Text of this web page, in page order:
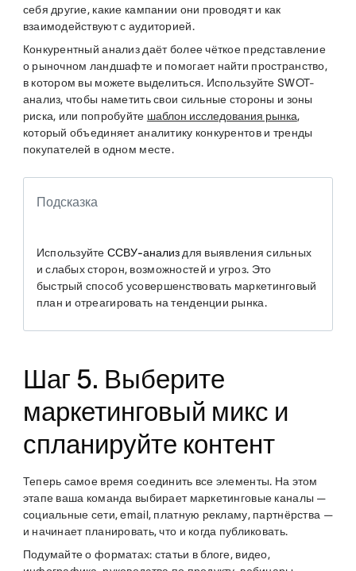
себя другие, какие кампании они проводят и как
взаимодействуют с аудиторией.
Конкурентный анализ даёт более чёткое представление
о рыночном ландшафте и помогает найти пространство,
в котором вы можете выделиться. Используйте SWOT-
анализ, чтобы наметить свои сильные стороны и зоны
риска, или попробуйте шаблон исследования рынка,
который объединяет аналитику конкурентов и тренды
покупателей в одном месте.
Подсказка
ИспользуйтеССВУ-анализ для выявления сильных
и слабых сторон, возможностей и угроз. Это
быстрый способ усовершенствовать маркетинговый
план и отреагировать на тенденции рынка.
Шаг 5. Выберите
маркетинговый микс и
спланируйте контент
Теперь самое время соединить все элементы. На этом
этапе ваша команда выбирает маркетинговые каналы —
социальные сети, email, платную рекламу, партнёрства —
и начинает планировать, что и когда публиковать.
Подумайте о форматах: статьи в блоге, видео,